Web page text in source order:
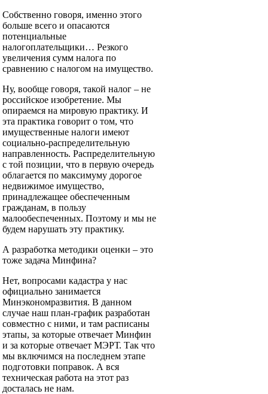
Собственно говоря, именно этого
больше всего и опасаются
потенциальные
налогоплательщики… Резкого
увеличения сумм налога по
сравнению с налогом на имущество.
Ну, вообще говоря, такой налог – не
российское изобретение. Мы
опираемся на мировую практику. И
эта практика говорит о том, что
имущественные налоги имеют
социально-распределительную
направленность. Распределительную
с той позиции, что в первую очередь
облагается по максимуму дорогое
недвижимое имущество,
принадлежащее обеспеченным
гражданам, в пользу
малообеспеченных. Поэтому и мы не
будем нарушать эту практику.
А разработка методики оценки – это
тоже задача Минфина?
Нет, вопросами кадастра у нас
официально занимается
Минэкономразвития. В данном
случае наш план-график разработан
совместно с ними, и там расписаны
этапы, за которые отвечает Минфин
и за которые отвечает МЭРТ. Так что
мы включимся на последнем этапе
подготовки поправок. А вся
техническая работа на этот раз
досталась не нам.